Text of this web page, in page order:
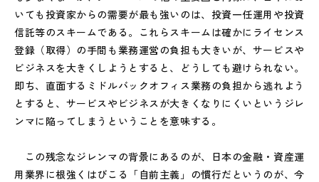
いても投資家からの需要が最も強いのは、投資一任運用や投資
信託等のスキームである。これらスキームは確かにライセンス
登録（取得）の手間も業務運営の負担も大きいが、サービスや
ビジネスを大きくしようとすると、どうしても避けられない。
即ち、直面するミドルバックオフィス業務の負担から逃れよう
とすると、サービスやビジネスが大きくなりにくいというジレ
ンマに陥ってしまうということを意味する。
この残念なジレンマの背景にあるのが、日本の金融・資産運
用業界に根強くはびこる「自前主義」の慣行だというのが、今